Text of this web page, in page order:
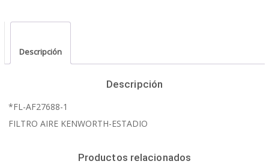
Descripción
Descripción
*FL-AF27688-1
FILTRO AIRE KENWORTH-ESTADIO
Productos relacionados